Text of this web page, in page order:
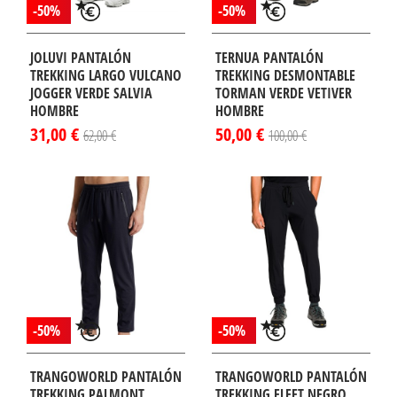
-50%
JOLUVI PANTALÓN
TREKKING LARGO VULCANO
JOGGER VERDE SALVIA
HOMBRE
31,00 € 62,00 €
-50%
TERNUA PANTALÓN
TREKKING DESMONTABLE
TORMAN VERDE VETIVER
HOMBRE
50,00 € 100,00 €
-50%
TRANGOWORLD PANTALÓN
-50%
TRANGOWORLD PANTALÓN